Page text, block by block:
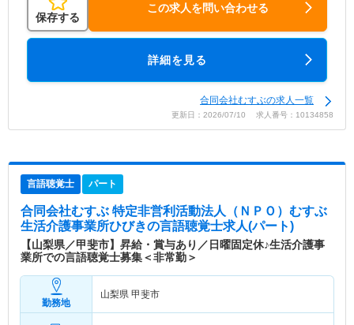
保存する
この求人を問い合わせる
詳細を見る
合同会社むすぶの求人一覧
更新日：2026/07/10 求人番号：10134858
言語聴覚士 パート
合同会社むすぶ 特定非営利活動法人（ＮＰＯ）むすぶ
生活介護事業所ひびきの言語聴覚士求人(パート)
【山梨県／甲斐市】昇給・賞与あり／日曜固定休♪生活介護事
業所での言語聴覚士募集＜非常勤＞
勤務地
山梨県 甲斐市